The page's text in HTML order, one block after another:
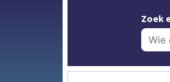
Zoek